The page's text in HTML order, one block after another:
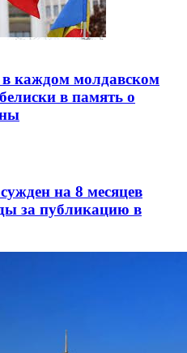
каждом молдавском
в память о
на 8 месяцев
за публикацию в